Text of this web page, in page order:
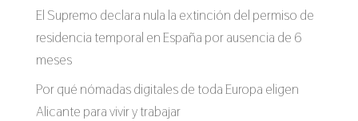
El Supremo declara nula la extinción del permiso de
residencia temporal en España por ausencia de 6
meses
Por qué nómadas digitales de toda Europa eligen
Alicante para vivir y trabajar